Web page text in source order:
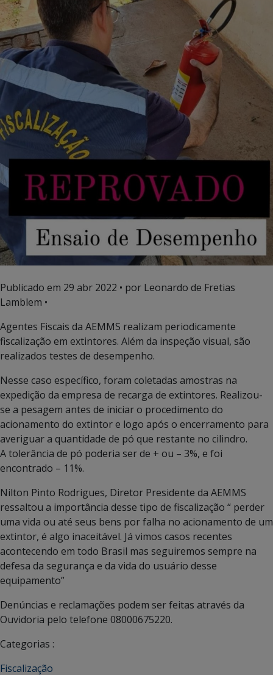
Publicado em 29 abr 2022 • por Leonardo de Fretias
Lamblem •
Agentes Fiscais da AEMMS realizam periodicamente
fiscalização em extintores. Além da inspeção visual, são
realizados testes de desempenho.
Nesse caso específico, foram coletadas amostras na
expedição da empresa de recarga de extintores. Realizou-
se a pesagem antes de iniciar o procedimento do
acionamento do extintor e logo após o encerramento para
averiguar a quantidade de pó que restante no cilindro.
A tolerância de pó poderia ser de + ou – 3%, e foi
encontrado – 11%.
Nilton Pinto Rodrigues, Diretor Presidente da AEMMS
ressaltou a importância desse tipo de fiscalização “ perder
uma vida ou até seus bens por falha no acionamento de um
extintor, é algo inaceitável. Já vimos casos recentes
acontecendo em todo Brasil mas seguiremos sempre na
defesa da segurança e da vida do usuário desse
equipamento”
Denúncias e reclamações podem ser feitas através da
Ouvidoria pelo telefone 08000675220.
Categorias :
Fiscalização